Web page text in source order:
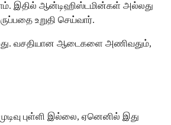
இதில் ஆன்டிஹிஸ்டமின்கள் அல்லது
உறுதி செய்வார்.
வசதியான ஆடைகளை அணிவதும்,
புள்ளி இல்லை, ஏனெனில் இது